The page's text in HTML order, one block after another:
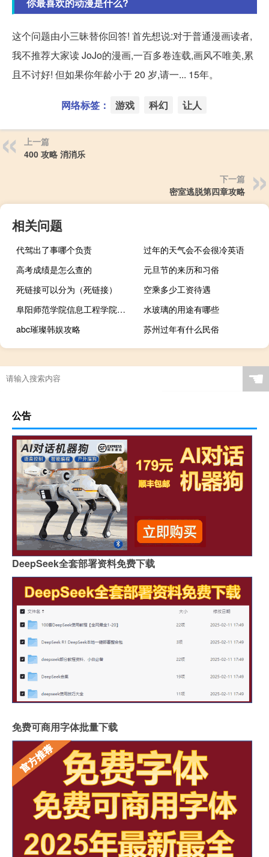
你最喜欢的动漫是什么?
这个问题由小三昧替你回答! 首先想说:对于普通漫画读者,
我不推荐大家读 JoJo的漫画,一百多卷连载,画风不唯美,累
且不讨好! 但如果你年龄小于 20 岁,请一... 15年。
网络标签： 游戏 科幻 让人
上一篇
400 攻略 消消乐
下一篇
密室逃脱第四章攻略
相关问题
代驾出了事哪个负责
过年的天气会不会很冷英语
高考成绩是怎么查的
元旦节的来历和习俗
死链接可以分为（死链接）
空乘多少工资待遇
阜阳师范学院信息工程学院有什么专业
水玻璃的用途有哪些
abc璀璨韩娱攻略
苏州过年有什么民俗
☚
公告
DeepSeek全套部署资料免费下载
免费可商用字体批量下载